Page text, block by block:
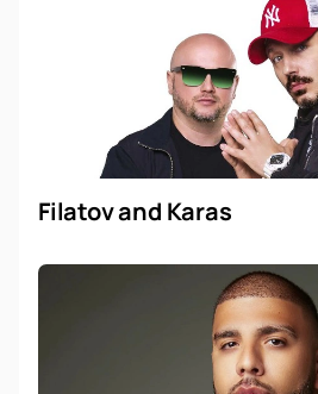
Filatov and Karas